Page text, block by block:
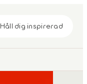
Håll dig inspirerad